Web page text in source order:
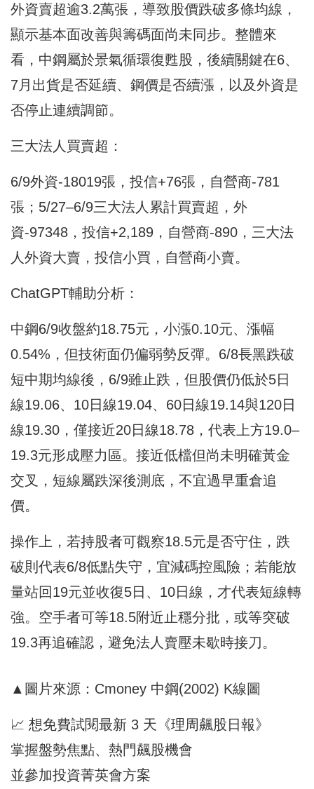
外資賣超逾3.2萬張，導致股價跌破多條均線，
顯示基本面改善與籌碼面尚未同步。整體來
看，中鋼屬於景氣循環復甦股，後續關鍵在6、
7月出貨是否延續、鋼價是否續漲，以及外資是
否停止連續調節。
三大法人買賣超：
6/9外資-18019張，投信+76張，自營商-781
張；5/27–6/9三大法人累計買賣超，外
資-97348，投信+2,189，自營商-890，三大法
人外資大賣，投信小買，自營商小賣。
ChatGPT輔助分析：
中鋼6/9收盤約18.75元，小漲0.10元、漲幅
0.54%，但技術面仍偏弱勢反彈。6/8長黑跌破
短中期均線後，6/9雖止跌，但股價仍低於5日
線19.06、10日線19.04、60日線19.14與120日
線19.30，僅接近20日線18.78，代表上方19.0–
19.3元形成壓力區。接近低檔但尚未明確黃金
交叉，短線屬跌深後測底，不宜過早重倉追
價。
操作上，若持股者可觀察18.5元是否守住，跌
破則代表6/8低點失守，宜減碼控風險；若能放
量站回19元並收復5日、10日線，才代表短線轉
強。空手者可等18.5附近止穩分批，或等突破
19.3再追確認，避免法人賣壓未歇時接刀。
▲圖片來源：Cmoney 中鋼(2002) K線圖
📈 想免費試閱最新 3 天《理周飆股日報》
掌握盤勢焦點、熱門飆股機會
並參加投資菁英會方案